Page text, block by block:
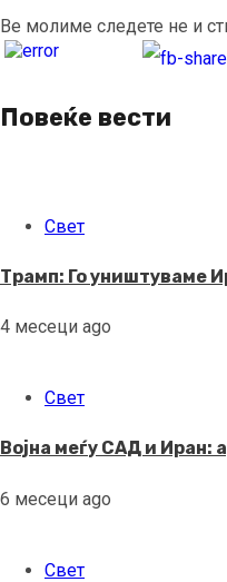
Ве молиме следете не и
Continue
Повеќе вести
Свет
Трамп: Го уништуваме
4 месеци ago
Свет
Војна меѓу САД и Иран:
6 месеци ago
Свет